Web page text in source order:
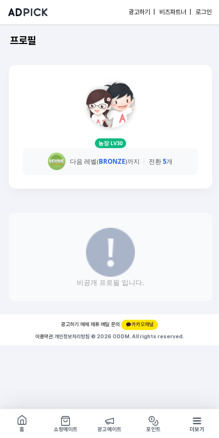
광고하기 | 비즈파트너 | 로그인
프로필
농장 LV30
다음 레벨(BRONZE)까지 전환5개
비공개 프로필 입니다.
광고하기 매체 제휴 메일 문의 |
카카오채널
이용약관 개인정보처리방침 © 2026 ODDM. All rights reserved.
쇼핑몰 구경하기
방문시 1G
홈
쇼핑메이트 광고메이트 포인트 더보기